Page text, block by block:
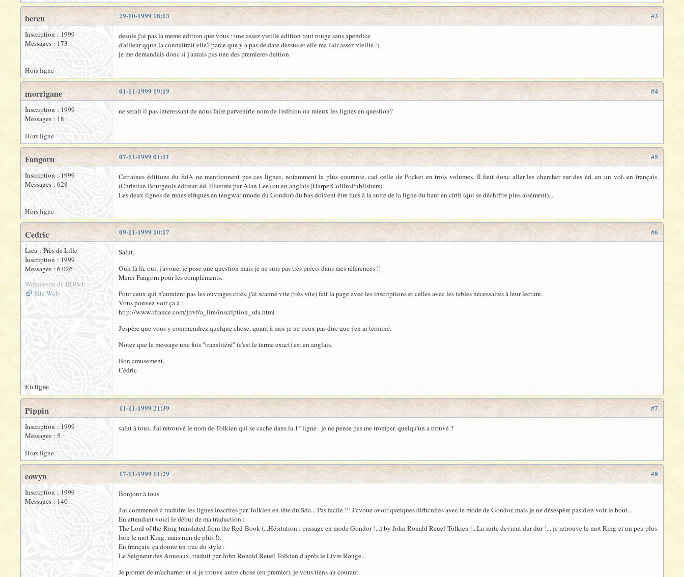
#3
29-10-1999 18:13
beren
Inscription : 1999
Messages : 173
desole j'ai pas la meme edition que vous : une assez vieille edition tout rouge sans apendice
d'ailleur qqun la connaitrait elle? parce que y a pas de date dessus et elle ma l'air assez vieille :)
je me demandais donc si j'aurais pas une des premieres deition
Hors ligne
#4
01-11-1999 19:19
morrigane
Inscription : 1999
Messages : 18
ne serait il pas interessant de nous faire parvenirle nom de l'edition ou mieux les lignes en question?
Hors ligne
#5
07-11-1999 01:11
Fangorn
Inscription : 1999
Messages : 628
Certaines éditions du SdA ne mentionnent pas ces lignes, notamment la plus courante, cad celle de Pocket en trois volumes. Il faut donc aller les chercher sur des éd. en un vol. en français
(Christian Bourgeois éditeur, éd. illustrée par Alan Lee) ou en anglais (HarperCollinsPublishers).
Les deux lignes de runes elfiques en tengwar (mode du Gondor) du bas doivent être lues à la suite de la ligne du haut en cirth (qui se déchiffre plus aisément)...
Hors ligne
#6
09-11-1999 10:17
Cedric
Lieu : Près de Lille
Inscription : 1999
Messages : 6 026
Webmestre de JRRVF
Site Web
Salut,
Ouh là là, oui, j'avoue, je pose une question mais je ne suis pas très précis dans mes références !!
Merci Fangorn pour les compléments.
Pour ceux qui n'auraient pas les ouvrages cités, j'ai scanné vite (très vite) fait la page avec les inscriptions et celles avec les tables nécessaires à leur lecture.
Vous pouvez voir ça à :
http://www.ifrance.com/jrrvf/a_lire/inscription_sda.html
J'espère que vous y comprendrez quelque chose, quant à moi je ne peux pas dire que j'en ai terminé.
Notez que le message une fois "translitéré" (c'est le terme exact) est en anglais.
Bon amusement,
Cédric
En ligne
#7
11-11-1999 21:39
Pippin
Inscription : 1999
Messages : 5
salut à tous. J'ai retrouvé le nom de Tolkien qui se cache dans la 1° ligne . je ne pense pas me tromper. quelqu'un a trouvé ?
Hors ligne
#8
17-11-1999 11:29
eowyn
Inscription : 1999
Messages : 140
Bonjour à tous
J'ai commencé à traduire les lignes inscrites par Tolkien en tête du Sda... Pas facile !!! J'avoue avoir quelques difficultés avec le mode de Gondor, mais je ne désespère pas d'en voir le bout...
En attendant voici le début de ma traduction :
The Lord of the Ring translated from the Red Book (...Hésitation : passage en mode Gondor !...) by John Ronald Reuel Tolkien (...La suite devient dur dur !... je retrouve le mot Ring et un peu plus
loin le mot King, mais rien de plus !).
En français, ça donne un truc du style :
Le Seigneur des Anneaux, traduit par John Ronald Reuel Tolkien d'après le Livre Rouge...
Je promet de m'acharner et si je trouve autre chose (en premier), je vous tiens au courant.